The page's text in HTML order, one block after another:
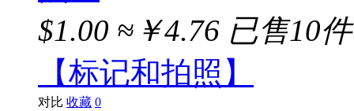
$1.00 ≈￥4.76 已售10件
【标记和拍照】
对比 收藏 0